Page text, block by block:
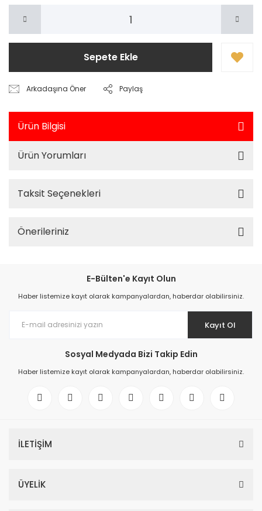
Sepete Ekle
Arkadaşına Öner Paylaş
Ürün Bilgisi
Ürün Yorumları
Taksit Seçenekleri
Önerileriniz
E-Bülten'e Kayıt Olun
Haber listemize kayıt olarak kampanyalardan, haberdar olabilirsiniz.
Kayıt Ol
Sosyal Medyada Bizi Takip Edin
Haber listemize kayıt olarak kampanyalardan, haberdar olabilirsiniz.
İLETİŞİM
ÜYELİK